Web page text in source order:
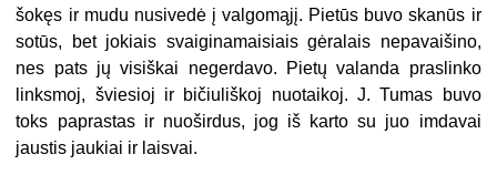
šokęs ir mudu nusivedė į valgomąjį. Pietūs buvo skanūs ir
sotūs, bet jokiais svaiginamaisiais gėralais nepavaišino,
nes pats jų visiškai negerdavo. Pietų valanda praslinko
linksmoj, šviesioj ir bičiuliškoj nuotaikoj. J. Tumas buvo
toks paprastas ir nuoširdus, jog iš karto su juo imdavai
jaustis jaukiai ir laisvai.